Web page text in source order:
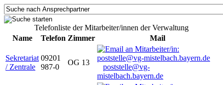
Telefonliste der Mitarbeiter/innen der Verwaltung
Name
Telefon Zimmer Mail
Sekretariat
/ Zentrale
09201
987-0
OG 13
poststelle@vg-
mistelbach.bayern.de